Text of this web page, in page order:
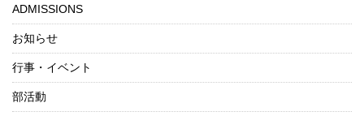
ADMISSIONS
お知らせ
行事・イベント
部活動